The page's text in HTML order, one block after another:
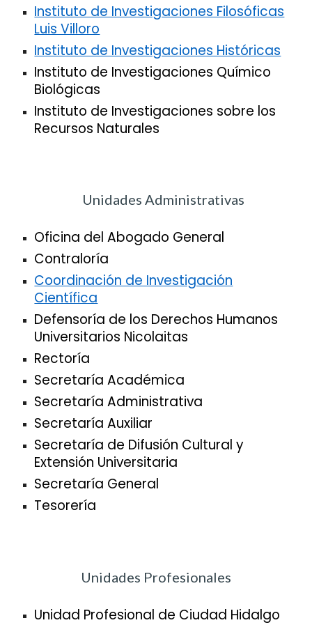
Instituto de Investigaciones Filosóficas
Luis Villoro
Instituto de Investigaciones Históricas
Instituto de Investigaciones Químico
Biológicas
Instituto de Investigaciones sobre los
Recursos Naturales
Unidades Administrativas
Oficina delAbogado General
Contraloría
Coordinación de Investigación
Científica
Defensoría de los Derechos Humanos
Universitarios Nicolaitas
Rectoría
Secretaría Académica
Secretaría Administrativa
Secretaría Auxiliar
Secretaría de Difusión Cultural y
Extensión Universitaria
Secretaría General
Tesorería
Unidades Profesionales
Unidad Profesional de Ciudad Hidalgo